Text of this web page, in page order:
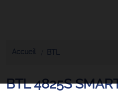
Accueil BTL
BTL 4825S